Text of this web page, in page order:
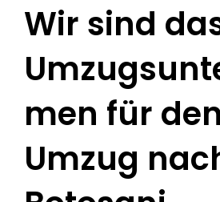
Wir sind
men für den
Umzug